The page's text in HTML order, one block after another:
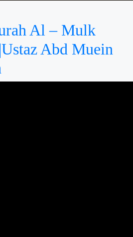
Al – Mulk
Abd Muein